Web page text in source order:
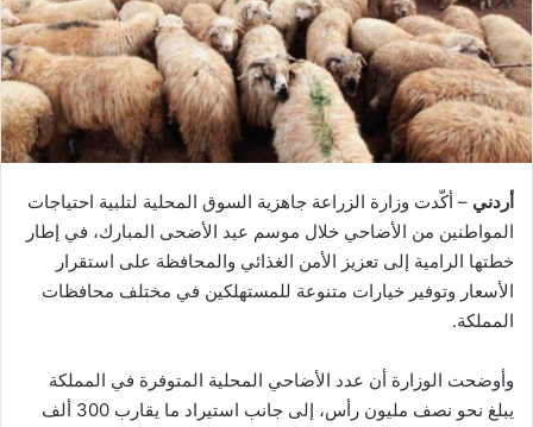
أردني – أكّدت وزارة الزراعة جاهزية السوق المحلية لتلبية احتياجات
المواطنين من الأضاحي خلال موسم عيد الأضحى المبارك، في إطار
خطتها الرامية إلى تعزيز الأمن الغذائي والمحافظة على استقرار
الأسعار وتوفير خيارات متنوعة للمستهلكين في مختلف محافظات
المملكة.
وأوضحت الوزارة أن عدد الأضاحي المحلية المتوفرة في المملكة
يبلغ نحو نصف مليون رأس، إلى جانب استيراد ما يقارب 300 ألف